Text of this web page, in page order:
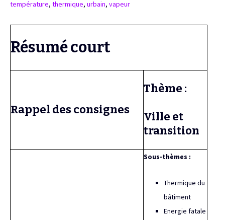
température, thermique, urbain, vapeur
Résumé court
Rappel des consignes
Thème :
Ville et
transition
Sous-thèmes :
Thermique du
bâtiment
Energie fatale